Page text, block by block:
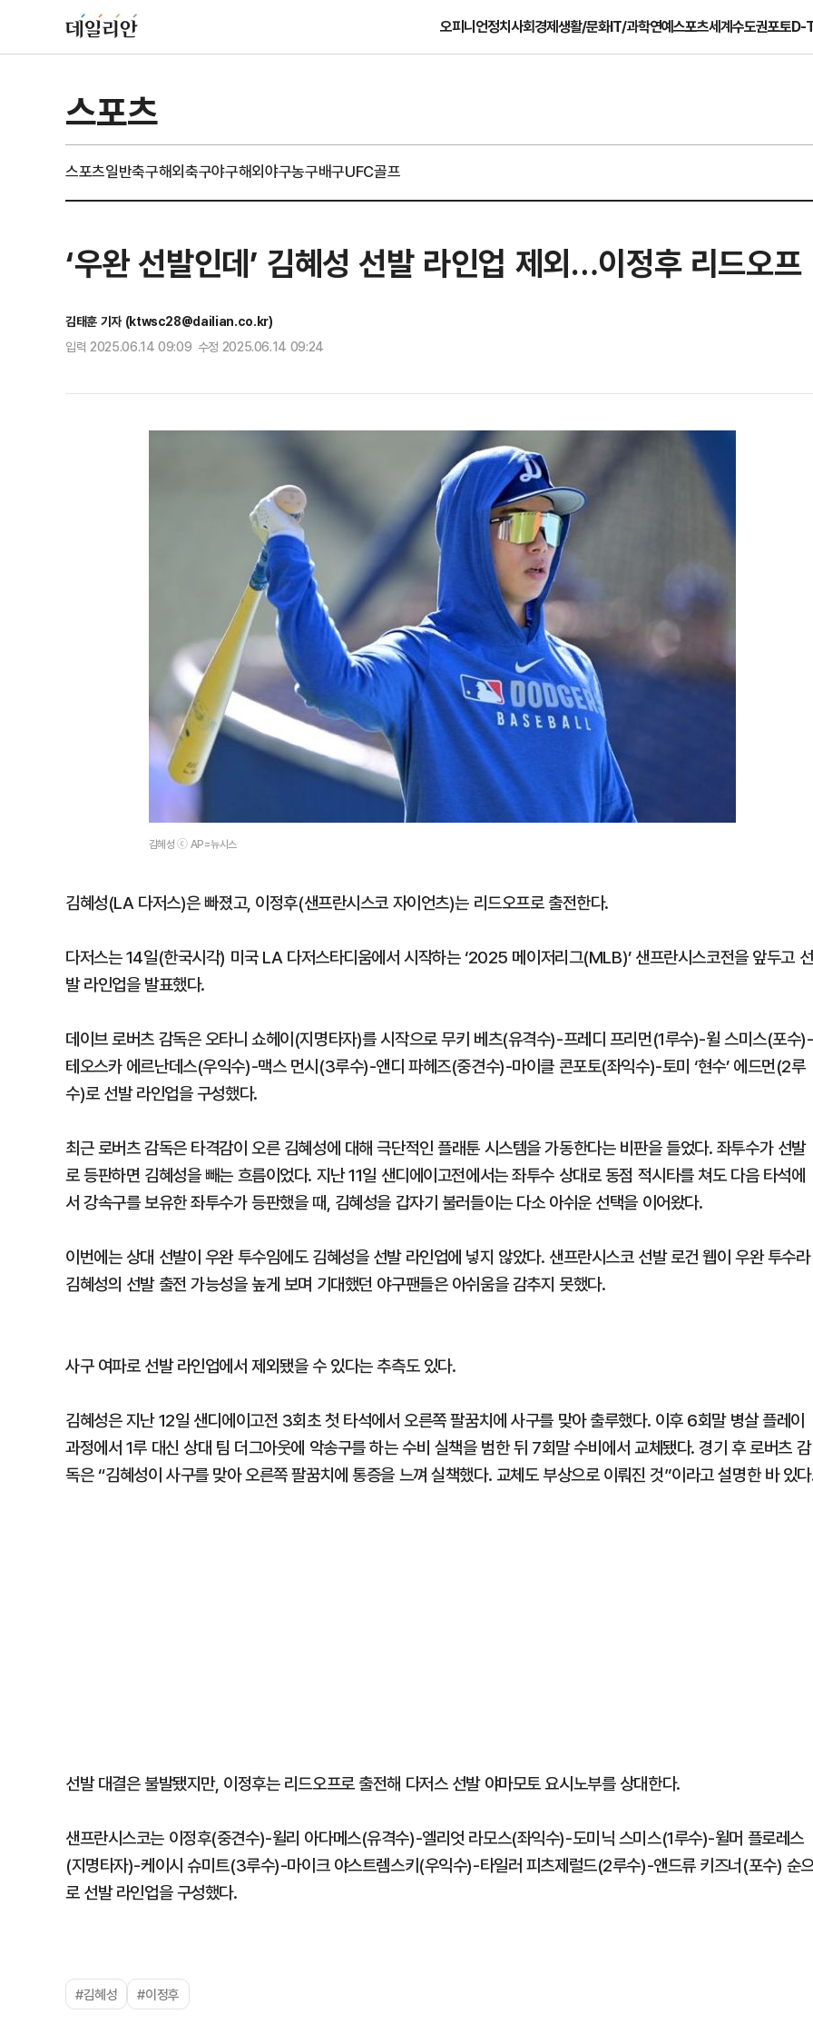
오피니언정치사회경제생활/문화IT/과학연예스포츠세계수도권포토D-
스포츠
스포츠일반축구해외축구야구해외야구농구배구UFC골프
‘우완 선발인데’ 김혜성 선발 라인업 제외…이정후 리드오프
김태훈 기자 (ktwsc28@dailian.co.kr)
입력 2025.06.14 09:09 수정 2025.06.14 09:24
김혜성 ⓒ AP=뉴시스
김혜성(LA 다저스)은 빠졌고, 이정후(샌프란시스코 자이언츠)는 리드오프로 출전한다.
다저스는 14일(한국시각) 미국 LA 다저스타디움에서 시작하는 ‘2025 메이저리그(MLB)’ 샌프란시스코전을 앞두고 선
발 라인업을 발표했다.
데이브 로버츠 감독은 오타니 쇼헤이(지명타자)를 시작으로 무키 베츠(유격수)-프레디 프리먼(1루수)-윌 스미스(포수)-
테오스카 에르난데스(우익수)-맥스 먼시(3루수)-앤디 파헤즈(중견수)-마이클 콘포토(좌익수)-토미 ‘현수’ 에드먼(2루
수)로 선발 라인업을 구성했다.
최근 로버츠 감독은 타격감이 오른 김혜성에 대해 극단적인 플래툰 시스템을 가동한다는 비판을 들었다. 좌투수가 선발
로 등판하면 김혜성을 빼는 흐름이었다. 지난 11일 샌디에이고전에서는 좌투수 상대로 동점 적시타를 쳐도 다음 타석에
서 강속구를 보유한 좌투수가 등판했을 때, 김혜성을 갑자기 불러들이는 다소 아쉬운 선택을 이어왔다.
이번에는 상대 선발이 우완 투수임에도 김혜성을 선발 라인업에 넣지 않았다. 샌프란시스코 선발 로건 웹이 우완 투수라
김혜성의 선발 출전 가능성을 높게 보며 기대했던 야구팬들은 아쉬움을 감추지 못했다.
사구 여파로 선발 라인업에서 제외됐을 수 있다는 추측도 있다.
김혜성은 지난 12일 샌디에이고전 3회초 첫 타석에서 오른쪽 팔꿈치에 사구를 맞아 출루했다. 이후 6회말 병살 플레이
과정에서 1루 대신 상대 팀 더그아웃에 악송구를 하는 수비 실책을 범한 뒤 7회말 수비에서 교체됐다. 경기 후 로버츠 감
독은 “김혜성이 사구를 맞아 오른쪽 팔꿈치에 통증을 느껴 실책했다. 교체도 부상으로 이뤄진 것”이라고 설명한 바 있
선발 대결은 불발됐지만, 이정후는 리드오프로 출전해 다저스 선발 야마모토 요시노부를 상대한다.
샌프란시스코는 이정후(중견수)-윌리 아다메스(유격수)-엘리엇 라모스(좌익수)-도미닉 스미스(1루수)-윌머 플로레스
(지명타자)-케이시 슈미트(3루수)-마이크 야스트렘스키(우익수)-타일러 피츠제럴드(2루수)-앤드류 키즈너(포수) 순
로 선발 라인업을 구성했다.
#김혜성 #이정후